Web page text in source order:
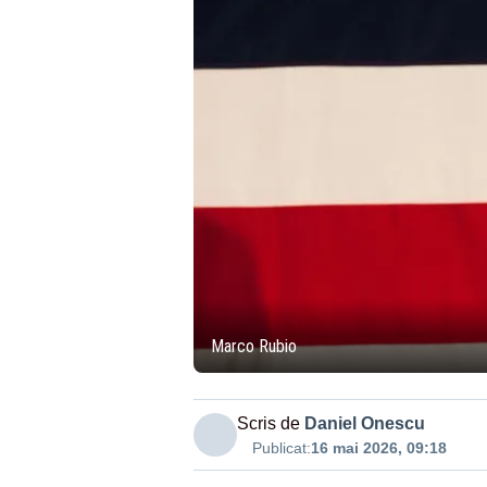
Marco Rubio
Scris de Daniel Onescu
Publicat:16 mai 2026, 09:18